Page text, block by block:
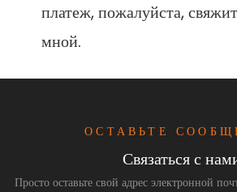
платеж, пожалуйста,
ОСТАВЬТЕ
Связаться с
Просто оставьте свой адрес электронной